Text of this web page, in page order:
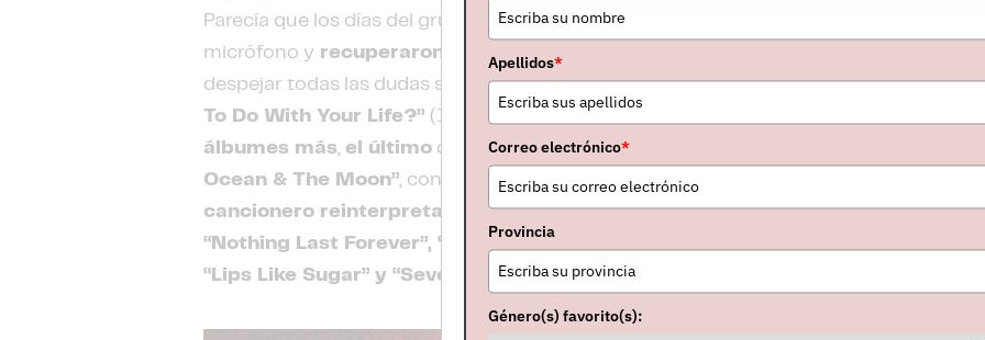
Parecía que los días del grupo estaban contados. Pero Ian volvió a coger su
micrófono y recuperaron el brío con el digno “Evergreen”
despejar todas las dudas sobre su futuro con el soberbio“What Are You Going
To Do With Your Life?” (1999). En lo que llevamos de siglo
álbumes más, el último de ellos enoctubre de 2018
Ocean & The Moon”, conteniendotrece canciones seminales de su
cancionero reinterpretadas y reimaginadas(entre ellas,“The Killing Moon”,
“Nothing Last Forever”, “Rescue”, “The Cutter”, “Bring On Dancing Horses”,
“Lips Like Sugar” y “Seven Seas”), másdos temas nuevos
Apellidos*
Correo electrónico*
Provincia
Género(s) favorito(s):